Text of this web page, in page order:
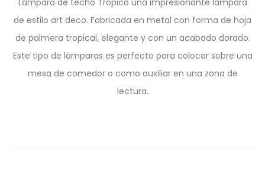
Lámpara de techo Trópico una impresionante lámpara
de estilo art deco. Fabricada en metal con forma de hoja
de palmera tropical, elegante y con un acabado dorado.
Este tipo de lámparas es perfecto para colocar sobre una
mesa de comedor o como auxiliar en una zona de
lectura.